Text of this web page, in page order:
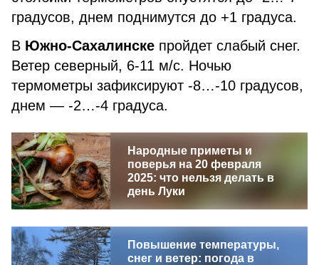
градусов, днем поднимутся до +1 градуса.
В Южно-Сахалинске пройдет слабый снег.
Ветер северный, 6-11 м/с. Ночью
термометры зафиксируют -8…-10 градусов,
днем — -2…-4 градуса.
Народные приметы и
поверья на 20 февраля
2025: что нельзя делать в
день Луки
Повышение температуры,
снег и ветер: погода в